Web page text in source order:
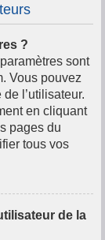
?
sont
Vous pouvez
l’utilisateur.
en cliquant
pages du
tous vos
de la